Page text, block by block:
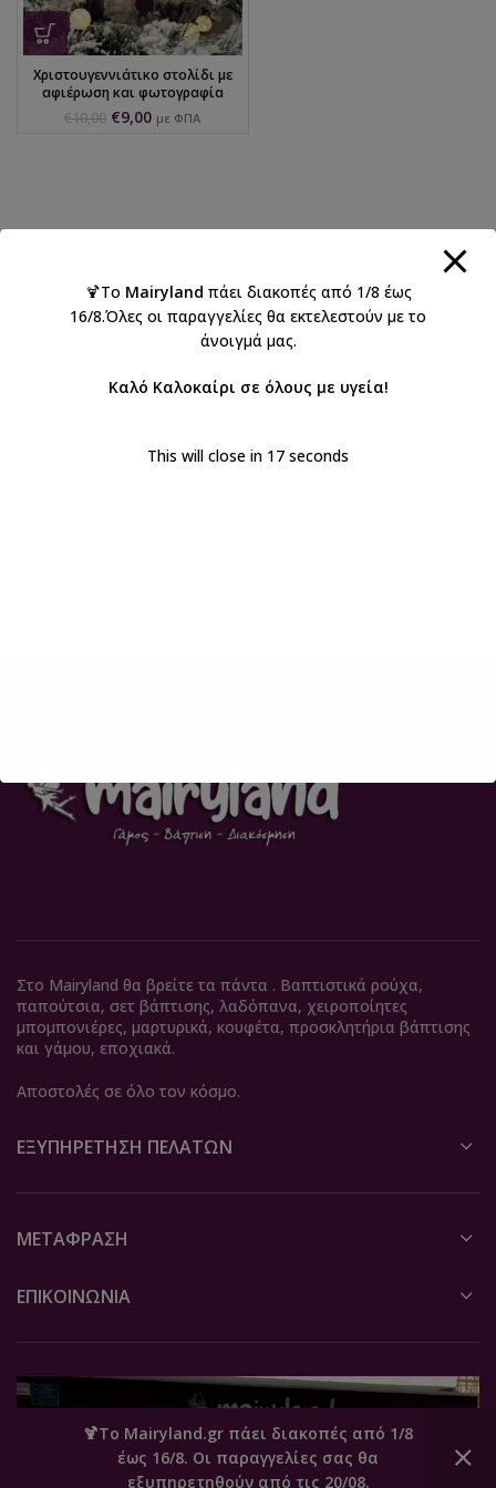
🍹Το Mairyland.gr πάει διακοπές από 1/8
έως 16/8. Οι παραγγελίες σας θα
εξυπηρετηθούν από τις 20/08.
Χριστουγεννιάτικο στολίδι με
αφιέρωση και φωτογραφία
€10,00 €9,00 με ΦΠΑ
Στο Mairyland θα βρείτε τα πάντα . Βαπτιστικά ρούχα,
παπούτσια, σετ βάπτισης, λαδόπανα, χειροποίητες
μπομπονιέρες, μαρτυρικά, κουφέτα, προσκλητήρια βάπτισης
και γάμου, εποχιακά.
Αποστολές σε όλο τον κόσμο.
ΕΞΥΠΗΡΈΤΗΣΗ ΠΕΛΑΤΏΝ
ΜΕΤΆΦΡΑΣΗ
ΕΠΙΚΟΙΝΩΝΙΑ
0
🍹Το Mairyland πάει διακοπές από 1/8 έως
16/8.Όλες οι παραγγελίες θα εκτελεστούν με το
άνοιγμά μας.
Καλό Καλοκαίρι σε όλους με υγεία!
This will close in 16 seconds